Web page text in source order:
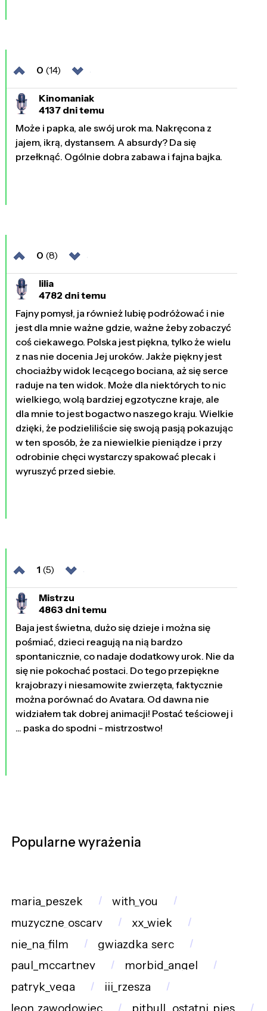
0 (14)
Kinomaniak
4137 dni temu
Może i papka, ale swój urok ma. Nakręcona z
jajem, ikrą, dystansem. A absurdy? Da się
przełknąć. Ogólnie dobra zabawa i fajna bajka.
0 (8)
lilia
4782 dni temu
Fajny pomysł, ja również lubię podróżować i nie
jest dla mnie ważne gdzie, ważne żeby zobaczyć
coś ciekawego. Polska jest piękna, tylko że wielu
z nas nie docenia Jej uroków. Jakże piękny jest
chociażby widok lecącego bociana, aż się serce
raduje na ten widok. Może dla niektórych to nic
wielkiego, wolą bardziej egzotyczne kraje, ale
dla mnie to jest bogactwo naszego kraju. Wielkie
dzięki, że podzieliliście się swoją pasją pokazując
w ten sposób, że za niewielkie pieniądze i przy
odrobinie chęci wystarczy spakować plecak i
wyruszyć przed siebie.
1(5)
Mistrzu
4863 dni temu
Baja jest świetna, dużo się dzieje i można się
pośmiać, dzieci reagują na nią bardzo
spontanicznie, co nadaje dodatkowy urok. Nie da
się nie pokochać postaci. Do tego przepiękne
krajobrazy i niesamowite zwierzęta, faktycznie
można porównać do Avatara. Od dawna nie
widziałem tak dobrej animacji! Postać teściowej i
... paska do spodni - mistrzostwo!
Popularne wyrażenia
maria_peszek
with_you
muzyczne_oscary
xx_wiek
nie_na_film
gwiazdka_serc
paul_mccartney
morbid_angel
patryk_vega
iii_rzesza